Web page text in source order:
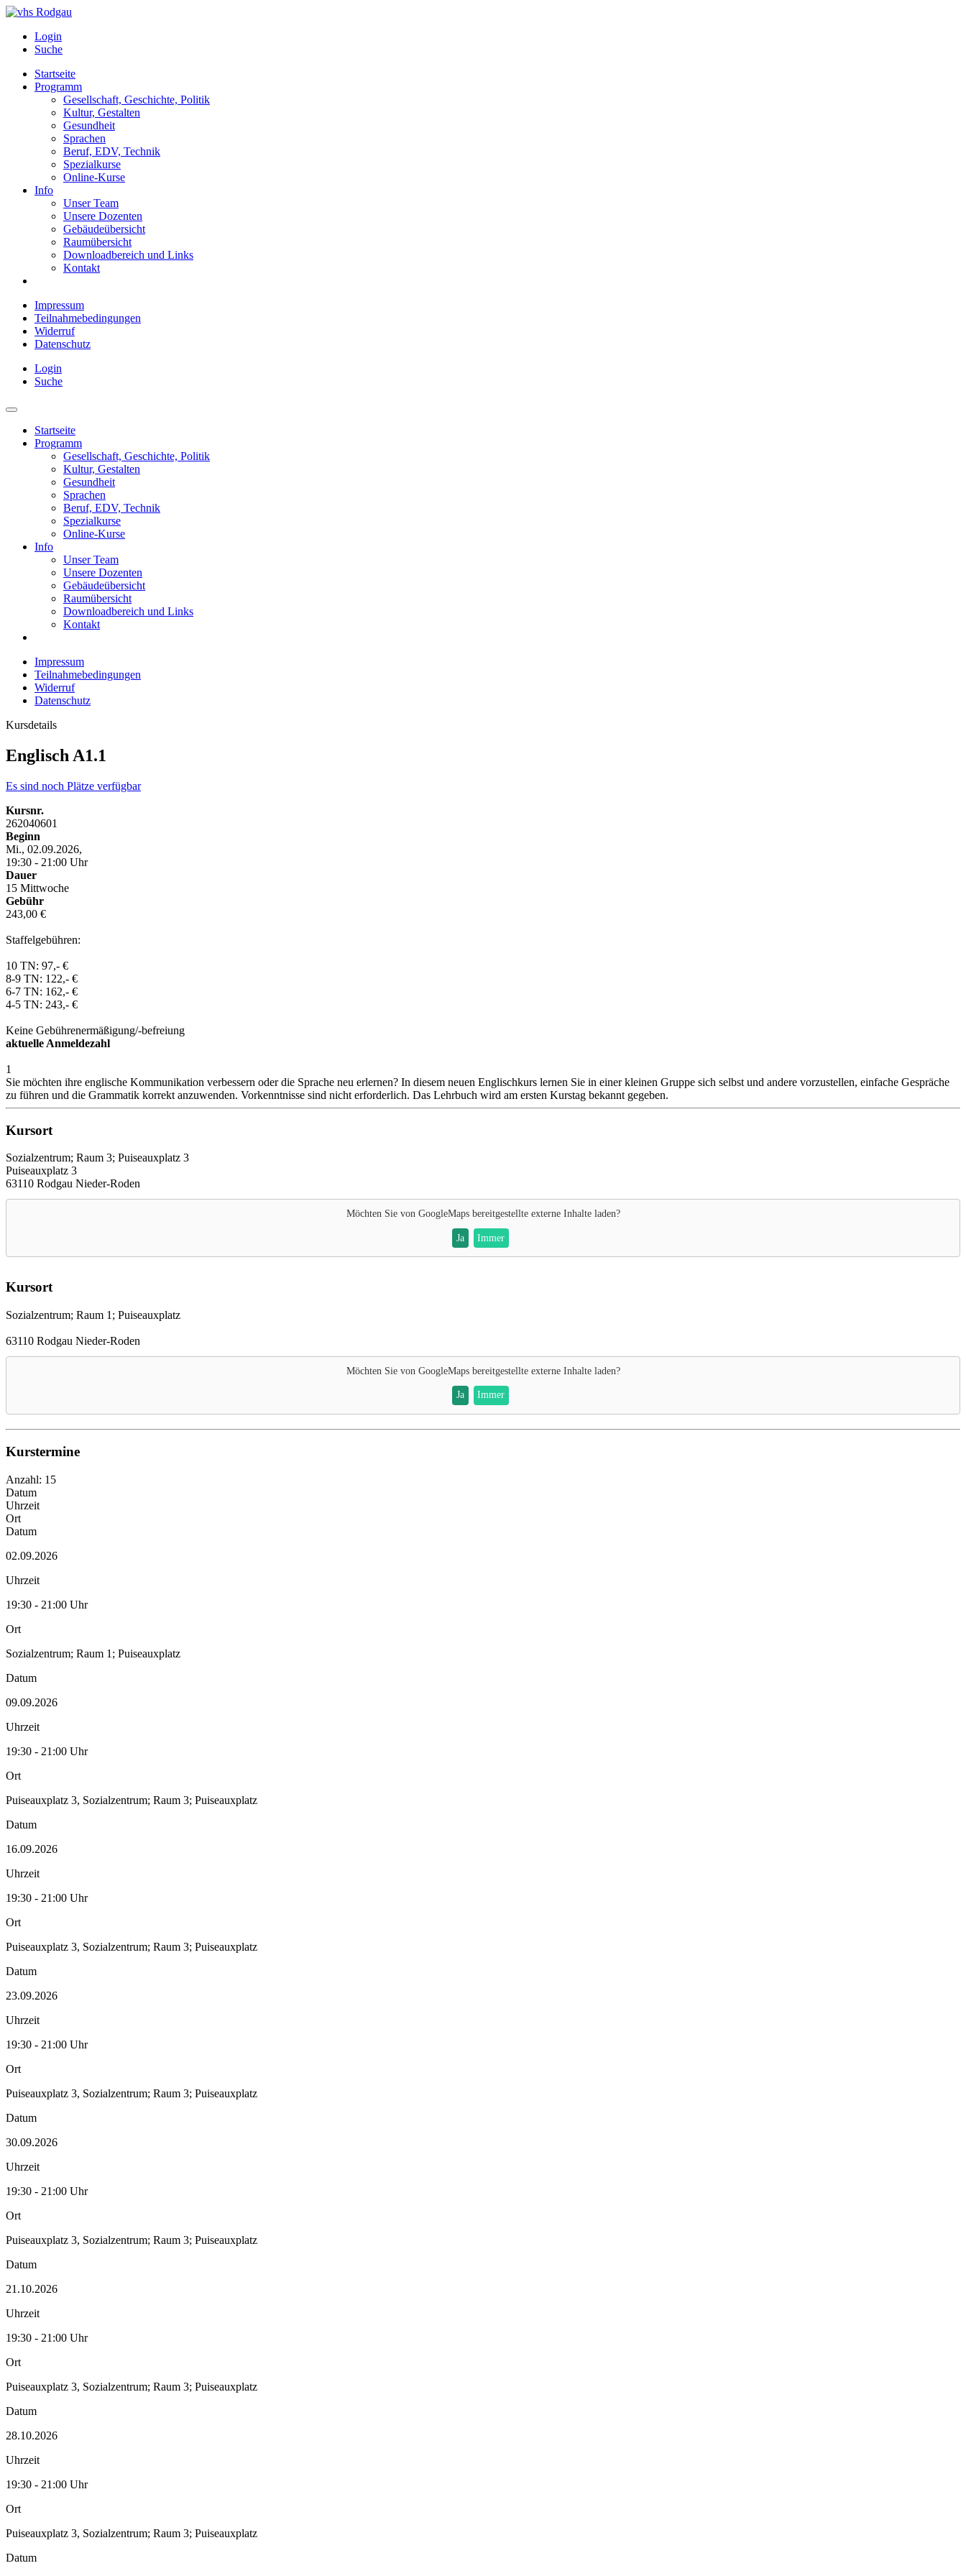
Login
Suche
Startseite
Programm
Gesellschaft, Geschichte, Politik
Kultur, Gestalten
Gesundheit
Sprachen
Beruf, EDV, Technik
Spezialkurse
Online-Kurse
Info
Unser Team
Unsere Dozenten
Gebäudeübersicht
Raumübersicht
Downloadbereich und Links
Kontakt
Impressum
Teilnahmebedingungen
Widerruf
Datenschutz
Login
Suche
Startseite
Programm
Gesellschaft, Geschichte, Politik
Kultur, Gestalten
Gesundheit
Sprachen
Beruf, EDV, Technik
Spezialkurse
Online-Kurse
Info
Unser Team
Unsere Dozenten
Gebäudeübersicht
Raumübersicht
Downloadbereich und Links
Kontakt
Impressum
Teilnahmebedingungen
Widerruf
Datenschutz
Kursdetails
Englisch A1.1
Es sind noch Plätze verfügbar
Kursnr.
262040601
Beginn
Mi., 02.09.2026,
19:30 - 21:00 Uhr
Dauer
15 Mittwoche
Gebühr
243,00 €
Staffelgebühren:
10 TN: 97,- €
8-9 TN: 122,- €
6-7 TN: 162,- €
4-5 TN: 243,- €
Keine Gebührenermäßigung/-befreiung
aktuelle Anmeldezahl
1
Sie möchten ihre englische Kommunikation verbessern oder die Sprache neu erlernen? In diesem neuen Englischkurs lernen Sie in einer kleinen Gruppe sich selbst und andere vorzustellen, einfache Gespräche
zu führen und die Grammatik korrekt anzuwenden. Vorkenntnisse sind nicht erforderlich. Das Lehrbuch wird am ersten Kurstag bekannt gegeben.
Kursort
Sozialzentrum; Raum 3; Puiseauxplatz 3
Puiseauxplatz 3
63110 Rodgau Nieder-Roden
Möchten Sie von GoogleMapsbereitgestellte externe Inhalte laden?
Ja Immer
Kursort
Sozialzentrum; Raum 1; Puiseauxplatz
63110 Rodgau Nieder-Roden
Möchten Sie von GoogleMapsbereitgestellte externe Inhalte laden?
Ja Immer
Kurstermine
Anzahl: 15
Datum
Uhrzeit
Ort
Datum
02.09.2026
Uhrzeit
19:30 - 21:00 Uhr
Ort
Sozialzentrum; Raum 1; Puiseauxplatz
Datum
09.09.2026
Uhrzeit
19:30 - 21:00 Uhr
Ort
Puiseauxplatz 3, Sozialzentrum; Raum 3; Puiseauxplatz
Datum
16.09.2026
Uhrzeit
19:30 - 21:00 Uhr
Ort
Puiseauxplatz 3, Sozialzentrum; Raum 3; Puiseauxplatz
Datum
23.09.2026
Uhrzeit
19:30 - 21:00 Uhr
Ort
Puiseauxplatz 3, Sozialzentrum; Raum 3; Puiseauxplatz
Datum
30.09.2026
Uhrzeit
19:30 - 21:00 Uhr
Ort
Puiseauxplatz 3, Sozialzentrum; Raum 3; Puiseauxplatz
Datum
21.10.2026
Uhrzeit
19:30 - 21:00 Uhr
Ort
Puiseauxplatz 3, Sozialzentrum; Raum 3; Puiseauxplatz
Datum
28.10.2026
Uhrzeit
19:30 - 21:00 Uhr
Ort
Puiseauxplatz 3, Sozialzentrum; Raum 3; Puiseauxplatz
Datum